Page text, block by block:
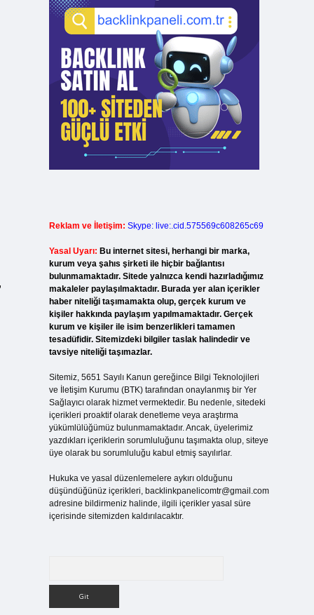
Reklam ve İletişim: Skype: live:.cid.575569c608265c69
Yasal Uyarı: Bu internet sitesi, herhangi bir marka,
kurum veya şahıs şirketi ile hiçbir bağlantısı
bulunmamaktadır. Sitede yalnızca kendi hazırladığımız
makaleler paylaşılmaktadır. Burada yer alan içerikler
haber niteliği taşımamakta olup, gerçek kurum ve
kişiler hakkında paylaşım yapılmamaktadır. Gerçek
kurum ve kişiler ile isim benzerlikleri tamamen
tesadüfidir. Sitemizdeki bilgiler taslak halindedir ve
tavsiye niteliği taşımazlar.
Sitemiz, 5651 Sayılı Kanun gereğince Bilgi Teknolojileri
ve İletişim Kurumu (BTK) tarafından onaylanmış bir Yer
Sağlayıcı olarak hizmet vermektedir. Bu nedenle, sitedeki
içerikleri proaktif olarak denetleme veya araştırma
yükümlülüğümüz bulunmamaktadır. Ancak, üyelerimiz
yazdıkları içeriklerin sorumluluğunu taşımakta olup, siteye
üye olarak bu sorumluluğu kabul etmiş sayılırlar.
Hukuka ve yasal düzenlemelere aykırı olduğunu
düşündüğünüz içerikleri, backlinkpanelicomtr@gmail.com
adresine bildirmeniz halinde, ilgili içerikler yasal süre
içerisinde sitemizden kaldırılacaktır.